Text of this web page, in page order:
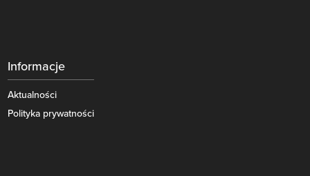
Informacje
Aktualności
Polityka prywatności